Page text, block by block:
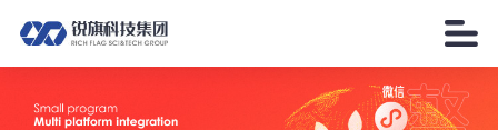
